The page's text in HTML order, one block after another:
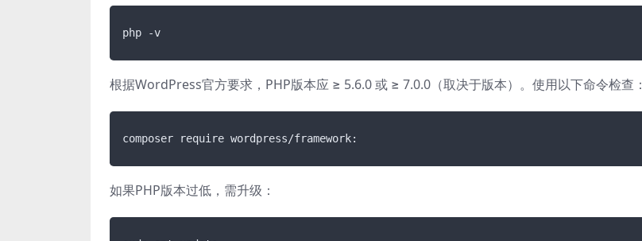
根据WordPress官方要求，PHP版本应 ≥ 5.6.0 或 ≥ 7.0.0（取决于版本）。使用以下命令检查：
如果PHP版本过低，需升级：